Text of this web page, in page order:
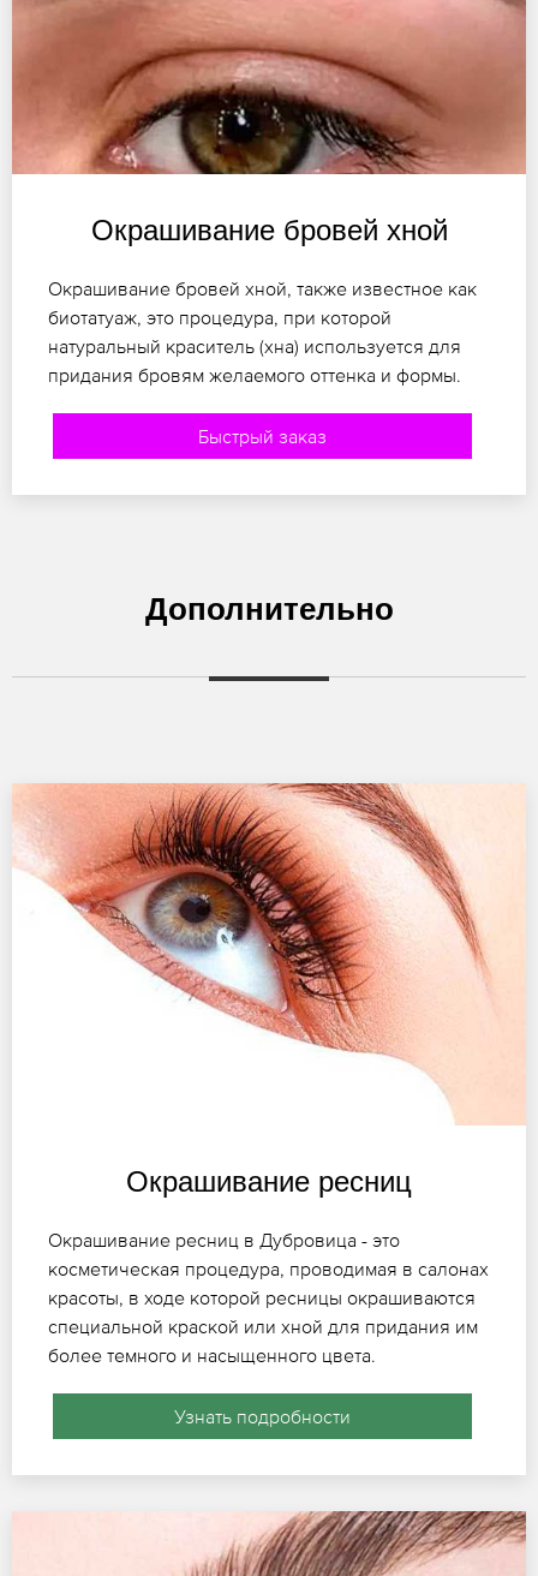
Окрашивание бровей хной
Окрашивание бровей хной, также известное как
биотатуаж, это процедура, при которой
натуральный краситель (хна) используется для
придания бровям желаемого оттенка и формы.
Быстрый заказ
Дополнительно
Окрашивание ресниц
Окрашивание ресниц в Дубровица - это
косметическая процедура, проводимая в салонах
красоты, в ходе которой ресницы окрашиваются
специальной краской или хной для придания им
более темного и насыщенного цвета.
Узнать подробности